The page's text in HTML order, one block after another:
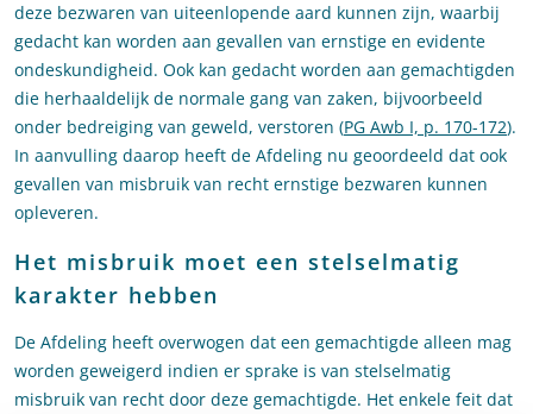
deze bezwaren van uiteenlopende aard kunnen zijn, waarbij
gedacht kan worden aan gevallen van ernstige en evidente
ondeskundigheid. Ook kan gedacht worden aan gemachtigden
die herhaaldelijk de normale gang van zaken, bijvoorbeeld
onder bedreiging van geweld, verstoren (PG Awb I, p. 170-172).
In aanvulling daarop heeft de Afdeling nu geoordeeld dat ook
gevallen van misbruik van recht ernstige bezwaren kunnen
opleveren.
Het misbruik moet een stelselmatig
karakter hebben
De Afdeling heeft overwogen dat een gemachtigde alleen mag
worden geweigerd indien er sprake is van stelselmatig
misbruik van recht door deze gemachtigde. Het enkele feit dat